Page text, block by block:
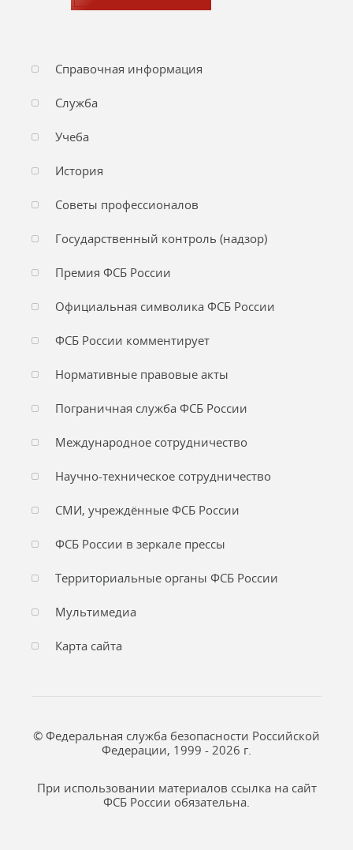
Справочная информация
Служба
Учеба
История
Советы профессионалов
Государственный контроль (надзор)
Премия ФСБ России
Официальная символика ФСБ России
ФСБ России комментирует
Нормативные правовые акты
Пограничная служба ФСБ России
Международное сотрудничество
Научно-техническое сотрудничество
СМИ, учреждённые ФСБ России
ФСБ России в зеркале прессы
Территориальные органы ФСБ России
Мультимедиа
Карта сайта
© Федеральная служба безопасности Российской
Федерации, 1999 - 2026 г.
При использовании материалов ссылка на сайт
ФСБ России обязательна.